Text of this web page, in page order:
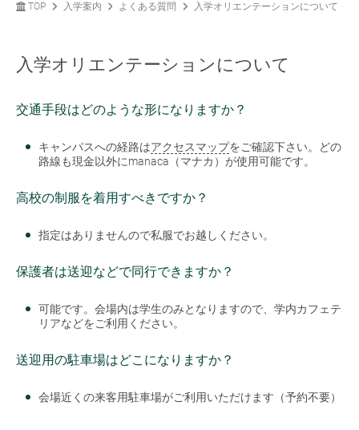
TOP 入学案内 よくある質問 入学オリエンテーションについて
入学オリエンテーションについて
交通手段はどのような形になりますか？
キャンパスへの経路はアクセスマップをご確認下さい。どの
路線も現金以外にmanaca（マナカ）が使用可能です。
高校の制服を着用すべきですか？
指定はありませんので私服でお越しください。
保護者は送迎などで同行できますか？
可能です。会場内は学生のみとなりますので、学内カフェテ
リアなどをご利用ください。
送迎用の駐車場はどこになりますか？
会場近くの来客用駐車場がご利用いただけます（予約不要）